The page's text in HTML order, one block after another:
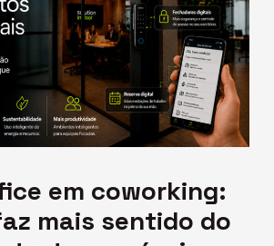
em coworking:
mais sentido do